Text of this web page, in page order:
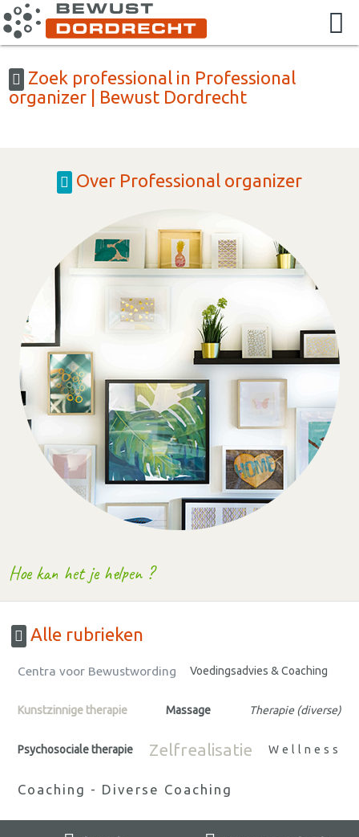
Zoek professional in Professional
organizer | Bewust Dordrecht
Over Professional organizer
Hoe kan het je helpen ?
Alle rubrieken
Centra voor Bewustwording Voedingsadvies & Coaching
Kunstzinnige therapie Massage Therapie (diverse)
Psychosociale therapie Zelfrealisatie Wellness
Coaching - Diverse Coaching